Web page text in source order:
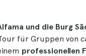
und die Burg
für Gruppen von
professionellen